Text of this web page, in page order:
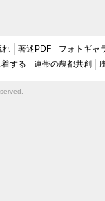
れ 著述PDF
フォトギャ
着する 連帯の農都共創